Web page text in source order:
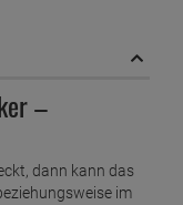
–
dann kann das
im